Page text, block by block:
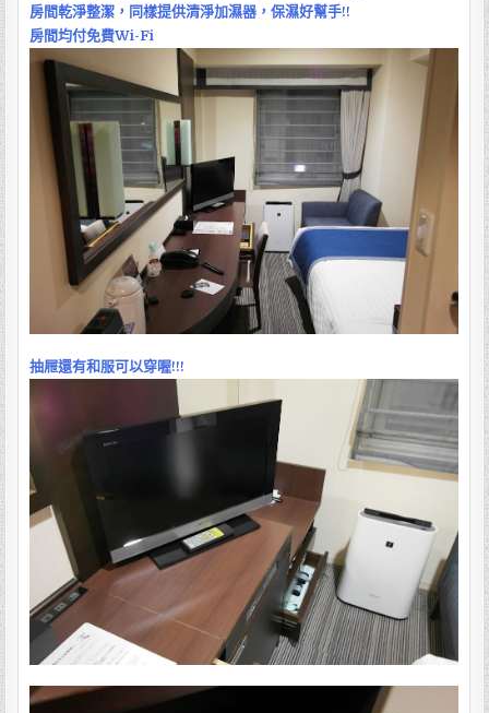
房間乾淨整潔，同樣提供清淨加濕器，保濕好幫手!!
房間均付免費Wi-Fi
抽屜還有和服可以穿喔!!!